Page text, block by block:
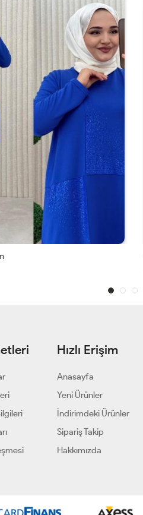
Hızlı Erişim
Anasayfa
Yeni Ürünler
İndirimdeki Ürünler
Sipariş Takip
Hakkımızda